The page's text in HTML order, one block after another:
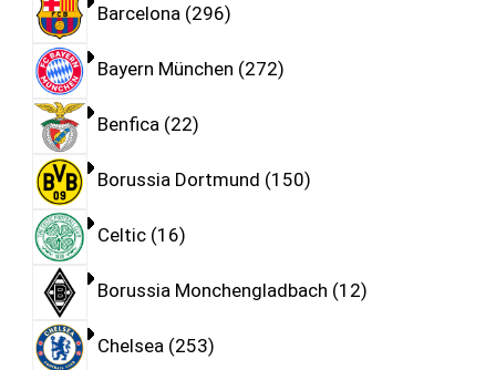
Barcelona 296
Bayern München 272
Benfica 22
Borussia Dortmund 150
Celtic 16
Borussia Monchengladbach 12
Chelsea 253